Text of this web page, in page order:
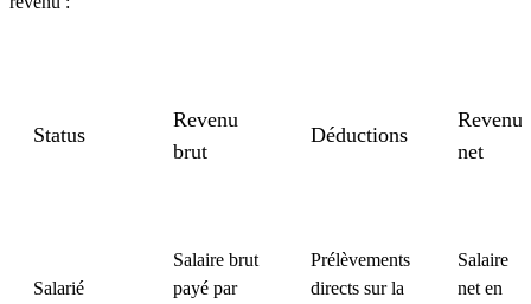
Status
Revenu
brut
Déductions
Revenu
net
Salarié
Salaire brut
payé par
Prélèvements
directs sur la
Salaire
net en